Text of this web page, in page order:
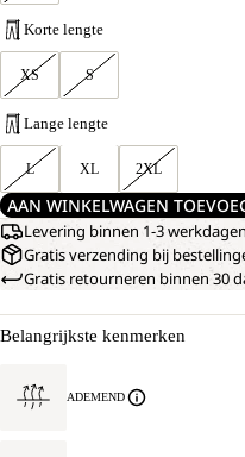
Korte lengte
XS S
Lange lengte
L XL 2XL
AAN WINKELWAGEN
Levering binnen 1-3 werkdagen
Gratis verzending bij
Gratis retourneren binnen 30
Belangrijkste kenmerken
ADEMEND